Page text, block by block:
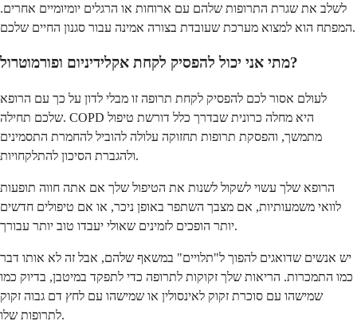
לשלב את שגרת התרופות שלהם עם ארוחות או הרגלים יומיומיים אחרים.
המפתח הוא למצוא מערכת שעובדת בצורה אמינה עבור סגנון החיים שלכם.
מתי אני יכול להפסיק לקחת אקלידיניום ופורמוטרול?
לעולם אסור לכם להפסיק לקחת תרופה זו מבלי לדון על כך עם הרופא
שלכם תחילה. COPD היא מחלה כרונית שבדרך כלל דורשת טיפול
מתמשך, והפסקת תרופות תחזוקה עלולה להוביל להחמרת התסמינים
ולהגברת הסיכון להתלקחויות.
הרופא שלך עשוי לשקול לשנות את הטיפול שלך אם אתה חווה תופעות
לוואי משמעותיות, אם מצבך השתפר באופן ניכר, או אם טיפולים חדשים
יותר הופכים לזמינים שאולי יעבדו טוב יותר עבורך.
יש אנשים שדואגים להפוך ל"תלויים" במשאף שלהם, אבל זה לא אותו דבר
כמו התמכרות. הריאות שלך זקוקות לתרופה כדי לתפקד במיטבן, בדיוק כמו
שמישהו עם סוכרת זקוק לאינסולין או שמישהו עם לחץ דם גבוה זקוק
לתרופות שלו.